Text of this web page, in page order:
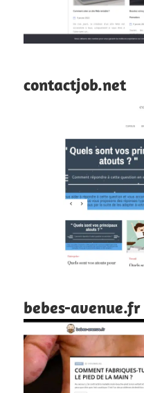
contactjob.net
bebes-avenue.fr